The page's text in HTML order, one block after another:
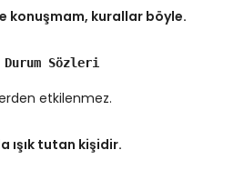
konuşmam, kurallar böyle.
Sözleri
etkilenmez.
ışık tutan kişidir.